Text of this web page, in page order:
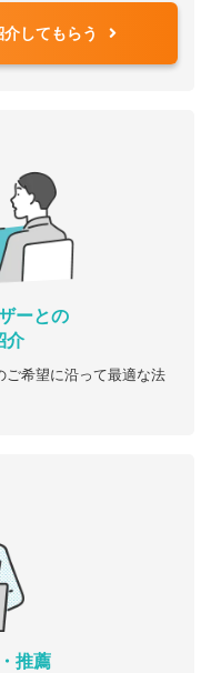
してもらう
ーとの
介
ご希望に沿って最適な法
推薦